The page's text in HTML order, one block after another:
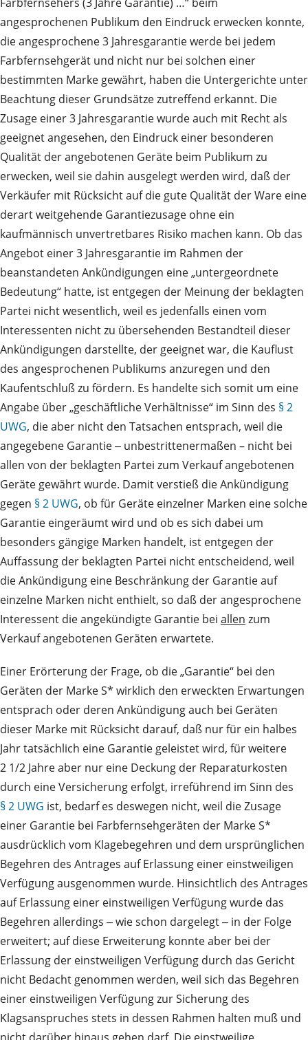
angesprochenen Publikum den Eindruck erwecken konnte,
die angesprochene 3 Jahresgarantie werde bei jedem
Farbfernsehgerät und nicht nur bei solchen einer
bestimmten Marke gewährt, haben die Untergerichte unter
Beachtung dieser Grundsätze zutreffend erkannt. Die
Zusage einer 3 Jahresgarantie wurde auch mit Recht als
geeignet angesehen, den Eindruck einer besonderen
Qualität der angebotenen Geräte beim Publikum zu
erwecken, weil sie dahin ausgelegt werden wird, daß der
Verkäufer mit Rücksicht auf die gute Qualität der Ware eine
derart weitgehende Garantiezusage ohne ein
kaufmännisch unvertretbares Risiko machen kann. Ob das
Angebot einer 3 Jahresgarantie im Rahmen der
beanstandeten Ankündigungen eine „untergeordnete
Bedeutung“ hatte, ist entgegen der Meinung der beklagten
Partei nicht wesentlich, weil es jedenfalls einen vom
Interessenten nicht zu übersehenden Bestandteil dieser
Ankündigungen darstellte, der geeignet war, die Kauflust
des angesprochenen Publikums anzuregen und den
Kaufentschluß zu fördern. Es handelte sich somit um eine
Angabe über „geschäftliche Verhältnisse“ im Sinn des § 2
UWG, die aber nicht den Tatsachen entsprach, weil die
angegebene Garantie ‒ unbestrittenermaßen – nicht bei
allen von der beklagten Partei zum Verkauf angebotenen
Geräte gewährt wurde. Damit verstieß die Ankündigung
gegen § 2 UWG, ob für Geräte einzelner Marken eine solche
Garantie eingeräumt wird und ob es sich dabei um
besonders gängige Marken handelt, ist entgegen der
Auffassung der beklagten Partei nicht entscheidend, weil
die Ankündigung eine Beschränkung der Garantie auf
einzelne Marken nicht enthielt, so daß der angesprochene
Interessent die angekündigte Garantie bei allen zum
Verkauf angebotenen Geräten erwartete.
Einer Erörterung der Frage, ob die „Garantie“ bei den
Geräten der Marke S* wirklich den erweckten Erwartungen
entsprach oder deren Ankündigung auch bei Geräten
dieser Marke mit Rücksicht darauf, daß nur für ein halbes
Jahr tatsächlich eine Garantie geleistet wird, für weitere
2 1/2 Jahre aber nur eine Deckung der Reparaturkosten
durch eine Versicherung erfolgt, irreführend im Sinn des
§ 2 UWG ist, bedarf es deswegen nicht, weil die Zusage
einer Garantie bei Farbfernsehgeräten der Marke S*
ausdrücklich vom Klagebegehren und dem ursprünglichen
Begehren des Antrages auf Erlassung einer einstweiligen
Verfügung ausgenommen wurde. Hinsichtlich des Antrages
auf Erlassung einer einstweiligen Verfügung wurde das
Begehren allerdings ‒ wie schon dargelegt ‒ in der Folge
erweitert; auf diese Erweiterung konnte aber bei der
Erlassung der einstweiligen Verfügung durch das Gericht
nicht Bedacht genommen werden, weil sich das Begehren
einer einstweiligen Verfügung zur Sicherung des
Klagsanspruches stets in dessen Rahmen halten muß und
nicht darüber hinaus gehen darf. Die einstweilige